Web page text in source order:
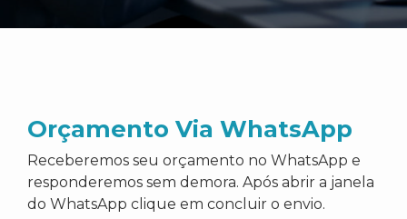
Orçamento Via WhatsApp
Receberemos seu orçamento no WhatsApp e
responderemos sem demora. Após abrir a janela
do WhatsApp clique em concluir o envio.